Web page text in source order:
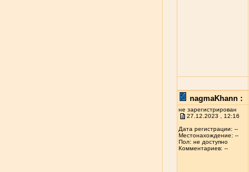
nagmaKhann :
не зарегистрирован
27.12.2023 , 12:16
Дата регистрации: --
Местонахождение: --
Пол: не доступно
Комментариев: --